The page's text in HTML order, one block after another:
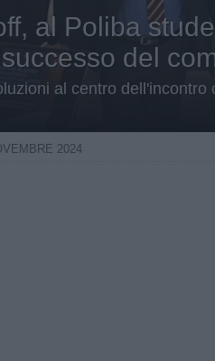
al Poliba
del
al centro dell'incontro
2024